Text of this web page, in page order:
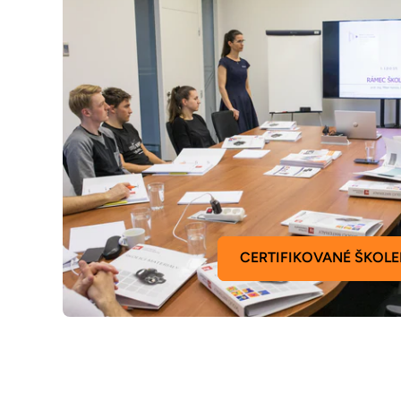
CERTIFIKOVANÉ